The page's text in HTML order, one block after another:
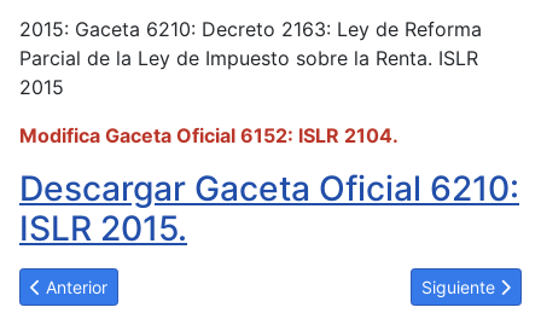
2015: Gaceta 6210: Decreto 2163: Ley de Reforma
Parcial de la Ley de Impuesto sobre la Renta. ISLR
2015
Modifica Gaceta Oficial 6152: ISLR 2104.
Descargar Gaceta Oficial 6210:
ISLR 2015.
Artículo anterior: Decreto 1496. Se Decreta Zona Económica
Anterior Artículo
Siguiente